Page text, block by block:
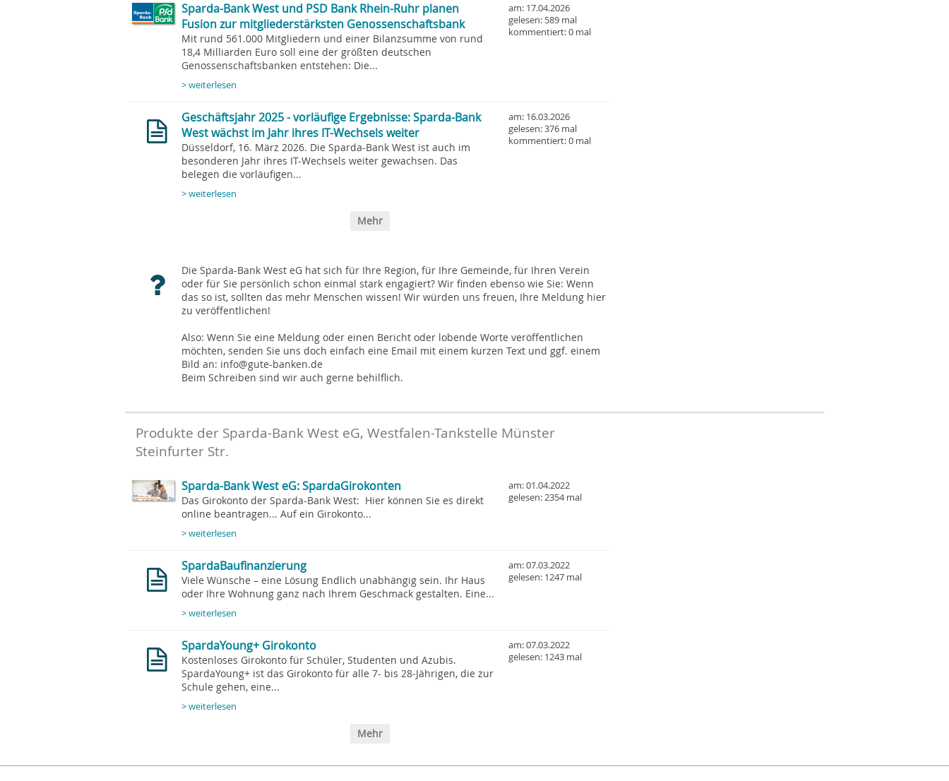
am: 17.04.2026
gelesen: 589 mal
kommentiert: 0 mal
Sparda-Bank West und PSD Bank Rhein-Ruhr planen
Fusion zur mitgliederstärksten Genossenschaftsbank
Mit rund 561.000 Mitgliedern und einer Bilanzsumme von rund
18,4 Milliarden Euro soll eine der größten deutschen
Genossenschaftsbanken entstehen: Die...
> weiterlesen
am: 16.03.2026
gelesen: 376 mal
kommentiert: 0 mal
Geschäftsjahr 2025 - vorläufige Ergebnisse: Sparda-Bank
West wächst im Jahr ihres IT-Wechsels weiter
Düsseldorf, 16. März 2026. Die Sparda-Bank West ist auch im
besonderen Jahr ihres IT-Wechsels weiter gewachsen. Das
belegen die vorläufigen...
> weiterlesen
Mehr
Die Sparda-Bank West eG hat sich für Ihre Region, für Ihre Gemeinde, für Ihren Verein
oder für Sie persönlich schon einmal stark engagiert? Wir finden ebenso wie Sie: Wenn
das so ist, sollten das mehr Menschen wissen! Wir würden uns freuen, Ihre Meldung hier
zu veröffentlichen!
Also: Wenn Sie eine Meldung oder einen Bericht oder lobende Worte veröffentlichen
möchten, senden Sie uns doch einfach eine Email mit einem kurzen Text und ggf. einem
Bild an: info@gute-banken.de
Beim Schreiben sind wir auch gerne behilflich.
Produkte der Sparda-Bank West eG, Westfalen-Tankstelle Münster
Steinfurter Str.
am: 01.04.2022
gelesen: 2354 mal
Sparda-Bank West eG: SpardaGirokonten
Das Girokonto der Sparda-Bank West: Hier können Sie es direkt
online beantragen... Auf ein Girokonto...
> weiterlesen
am: 07.03.2022
gelesen: 1247 mal
SpardaBaufinanzierung
Viele Wünsche – eine Lösung Endlich unabhängig sein. Ihr Haus
oder Ihre Wohnung ganz nach Ihrem Geschmack gestalten. Eine...
> weiterlesen
am: 07.03.2022
gelesen: 1243 mal
SpardaYoung+ Girokonto
Kostenloses Girokonto für Schüler, Studenten und Azubis.
SpardaYoung+ ist das Girokonto für alle 7- bis 28-Jährigen, die zur
Schule gehen, eine...
> weiterlesen
Mehr